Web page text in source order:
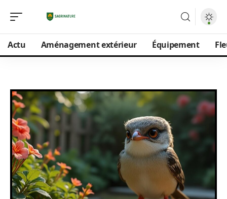
Actu Aménagement extérieur Équipement